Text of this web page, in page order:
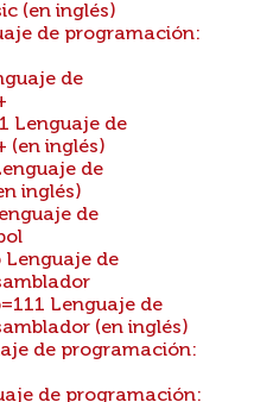
(en inglés)
de programación:
de
Lenguaje de
(en inglés)
de
inglés)
de
Lenguaje de
Lenguaje de
(en inglés)
de programación:
de programación: